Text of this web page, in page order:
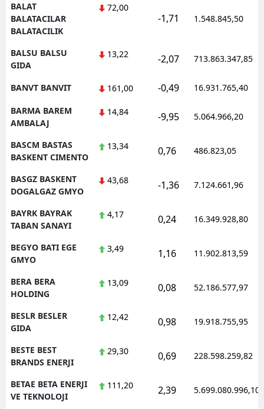
BALAT
BALATACILAR
BALATACILIK
72,00
-1,71 1.548.845,50
BALSU BALSU
GIDA
13,22 -2,07 713.863.347,85
BANVT BANVIT 161,00 -0,49 16.931.765,40
BARMA BAREM
AMBALAJ
14,84 -9,95 5.064.966,20
BASCM BASTAS
BASKENT CIMENTO
13,34 0,76 486.823,05
BASGZ BASKENT
DOGALGAZ GMYO
43,68 -1,36 7.124.661,96
BAYRK BAYRAK
TABAN SANAYI
4,17 0,24 16.349.928,80
BEGYO BATI EGE
GMYO
3,49 1,16 11.902.813,59
BERA BERA
HOLDING
13,09 0,08 52.186.577,97
BESLR BESLER
GIDA
12,42 0,98 19.918.755,95
BESTE BEST
BRANDS ENERJI
29,30 0,69 228.598.259,82
BETAE BETA ENERJI
VE TEKNOLOJI
111,20 2,39 5.699.080.996,10